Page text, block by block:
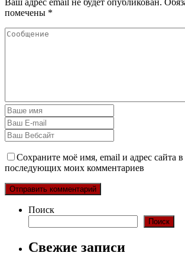
Ваш адрес email не будет опубликован.
помечены *
Сохраните моё имя, email и адрес сайта в
последующих моих комментариев
Поиск
Поиск
Свежие записи